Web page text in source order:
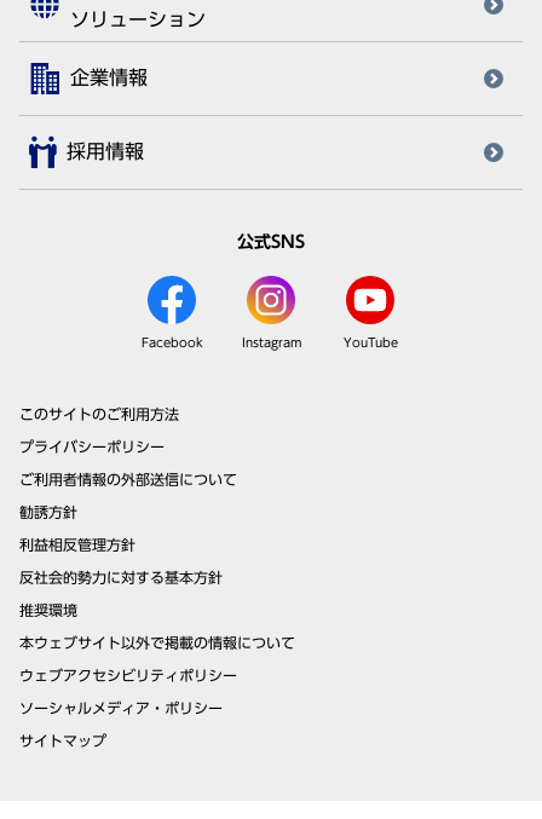
ソリューション
企業情報
採用情報
公式SNS
Facebook Instagram YouTube
このサイトのご利用方法
プライバシーポリシー
ご利用者情報の外部送信について
勧誘方針
利益相反管理方針
反社会的勢力に対する基本方針
推奨環境
本ウェブサイト以外で掲載の情報について
ウェブアクセシビリティポリシー
ソーシャルメディア・ポリシー
サイトマップ